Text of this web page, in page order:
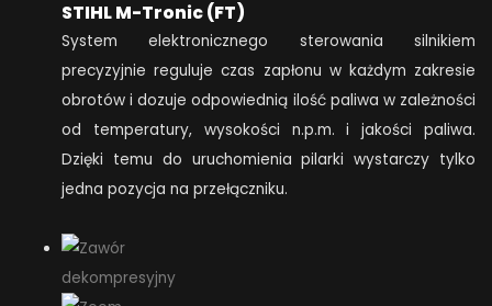
STIHL M-Tronic (FT)
System elektronicznego sterowania silnikiem
precyzyjnie reguluje czas zapłonu w każdym zakresie
obrotów i dozuje odpowiednią ilość paliwa w zależności
od temperatury, wysokości n.p.m. i jakości paliwa.
Dzięki temu do uruchomienia pilarki wystarczy tylko
jedna pozycja na przełączniku.